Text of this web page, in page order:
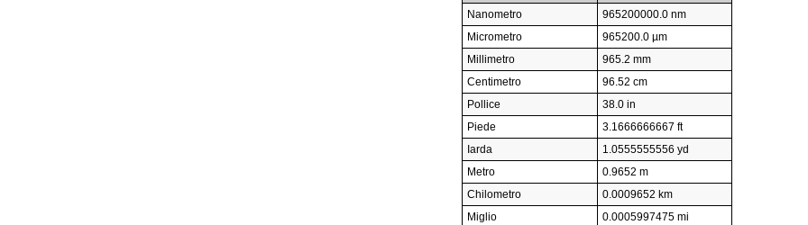
Nanometro
965200000.0 nm
Micrometro
965200.0 µm
Millimetro
965.2 mm
Centimetro
96.52 cm
Pollice
38.0 in
Piede
3.1666666667 ft
Iarda
1.0555555556 yd
Metro
0.9652 m
Chilometro
0.0009652 km
Miglio
0.0005997475 mi